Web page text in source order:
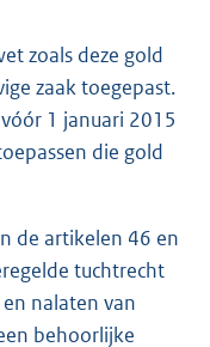
zoals deze gold
zaak toegepast.
1 januari 2015
die gold
de artikelen 46 en
tuchtrecht
nalaten van
behoorlijke